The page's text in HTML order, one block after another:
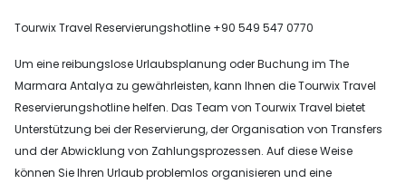
Tourwix Travel Reservierungshotline +90 549 547 0770
Um eine reibungslose Urlaubsplanung oder Buchung im The
Marmara Antalya zu gewährleisten, kann Ihnen die Tourwix Travel
Reservierungshotline helfen. Das Team von Tourwix Travel bietet
Unterstützung bei der Reservierung, der Organisation von Transfers
und der Abwicklung von Zahlungsprozessen. Auf diese Weise
können Sie Ihren Urlaub problemlos organisieren und eine